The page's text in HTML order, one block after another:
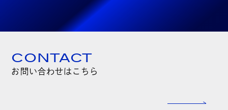
CONTACT
お問い合わせはこちら